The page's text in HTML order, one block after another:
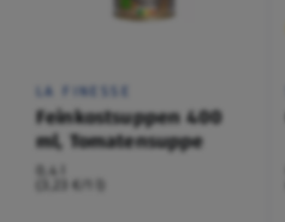
LA FINESSE
Feinkostsuppen 400
ml, Tomatensuppe
0,4 l
(3,23 €/1 l)